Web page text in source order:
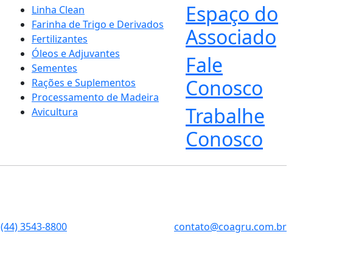
Linha Clean
Farinha de Trigo e Derivados
Fertilizantes
Óleos e Adjuvantes
Sementes
Rações e Suplementos
Processamento de Madeira
Avicultura
Espaço do
Associado
Fale
Conosco
Trabalhe
Conosco
(44) 3543-8800 contato@coagru.com.br